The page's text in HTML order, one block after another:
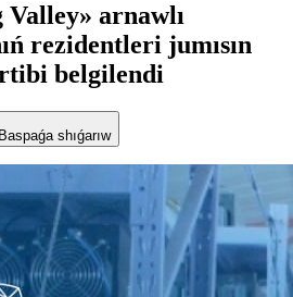
arnawlı
rezidentleri jumısın
belgilendi
Baspaǵa shıǵarıw